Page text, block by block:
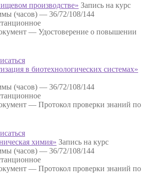
производстве» Запись на курс
(часов) — 36/72/108/144
— Удостоверение о повышении
в биотехнологических системах»
(часов) — 36/72/108/144
— Протокол проверки знаний по
химия» Запись на курс
(часов) — 36/72/108/144
— Протокол проверки знаний по